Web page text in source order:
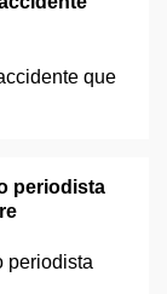
periodista